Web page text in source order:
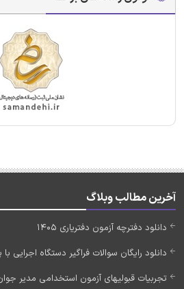
آخرین مطالب وبلاگ
دانلود دفترچه آزمون دفتریاری 1405
دانلود رایگان سوالات فراگیر دستگاه اجرایی با
تجربیات قبولیهای آزمون استخدامی مدیر